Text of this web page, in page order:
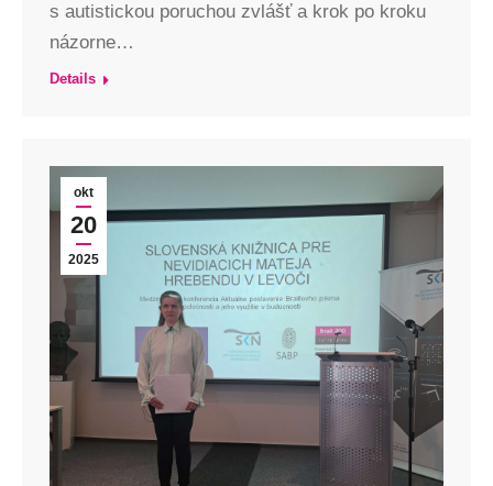
s autistickou poruchou zvlášť a krok po kroku
názorne…
Details
okt
20
2025